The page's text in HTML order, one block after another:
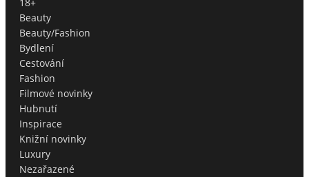
18+
Beauty
Beauty/Fashion
Bydlení
Cestování
Fashion
Filmové novinky
Hubnutí
Inspirace
Knižní novinky
Luxury
Nezařazené